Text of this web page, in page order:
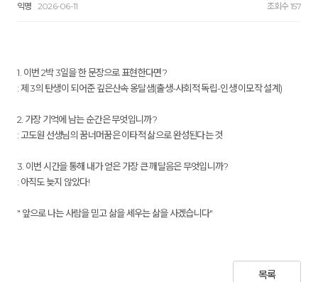
익명 2026-06-11 조회수 157
1. 이번 2박 3일을 한 문장으로 표현한다면?
: 제 3의 탄생이 되어준 깊은산속 옹달샘(출생-사회적 독립-인생 이모작 설계)
2. 가장 기억에 남는 순간은 무엇입니까?
: 고도원 선생님의 꿈너머꿈은 이타적 삶으로 완성된다는 것
3. 이번 시간을 통해 내가 얻은 가장 큰 깨달음은 무엇입니까?
: 아직도 늦지 않았다!
" 앞으로 나는 사람을 믿고 삶을 세우는 삶을 사겠습니다"
목록